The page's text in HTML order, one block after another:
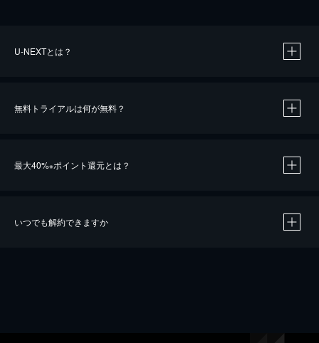
U-NEXTとは？
無料トライアルは何が無料？
最大40%※ポイント還元とは？
いつでも解約できますか